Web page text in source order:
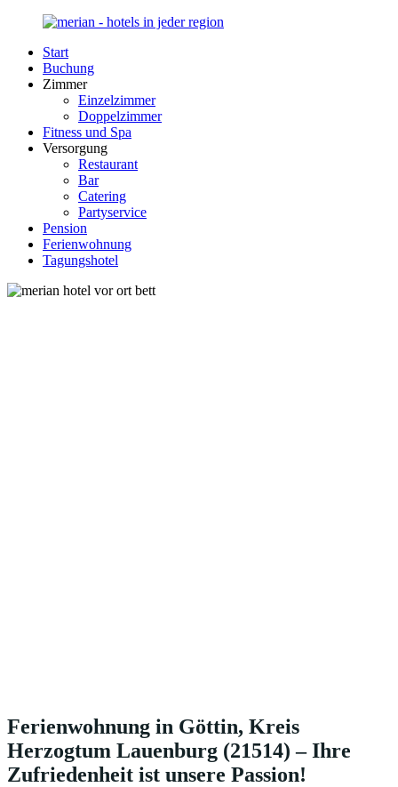
Zurück
Inhalt
Merian-
Hotel.de
Portal
Unterkunft
Deutschland
Start
Buchung
Zimmer
Einzelzimmer
Doppelzimmer
Fitness und Spa
Versorgung
Restaurant
Bar
Catering
Partyservice
Pension
Ferienwohnung
Tagungshotel
Ferienwohnung in Göttin, Kreis
Herzogtum Lauenburg (21514) – Ihre
Zufriedenheit ist unsere Passion!